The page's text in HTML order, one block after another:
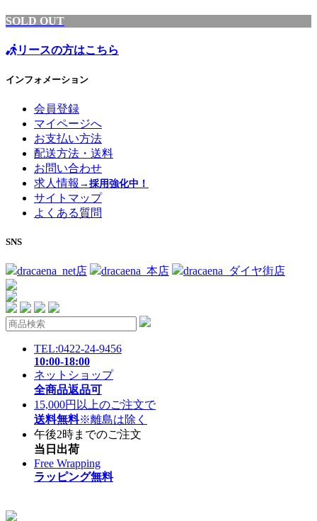
SOLD OUT
リースの方はこちら
インフォメーション
会員登録
マイページへ
お支払い方法
配送方法・送料
お問い合わせ
求人情報 →採用強化中！
サイトマップ
よくある質問
SNS
dracaena_net店 dracaena_本店 dracaena_ダイヤ街店
TEL:0422-24-9456
10:00-18:00
ネットショップ
全商品返品可
15,000円以上のご注文で
送料無料※離島は除く
午後2時までのご注文
当日出荷
Free Wrapping
ラッピング無料